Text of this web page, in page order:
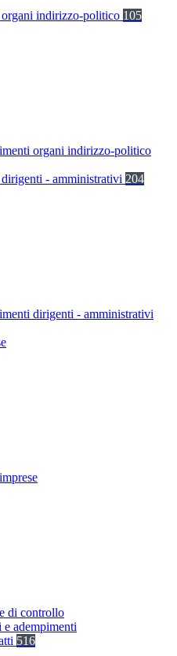
indirizzo-politico 105
organi indirizzo-politico
- amministrativi 204
dirigenti - amministrativi
di controllo
adempimenti
516